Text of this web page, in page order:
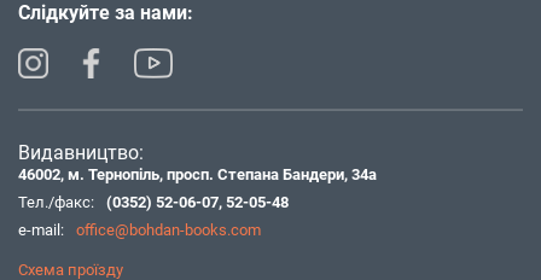
Слідкуйте за нами:
Видавництво:
46002, м. Тернопіль, просп. Степана Бандери, 34а
Тел./факс:
(0352) 52-06-07, 52-05-48
e-mail:
office@bohdan-books.com
Схема проїзду